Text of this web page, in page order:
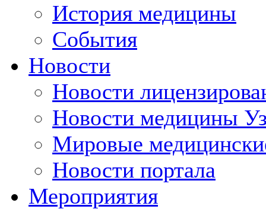
История медицины
События
Новости
Новости
Новости медицины
Мировые
Новости портала
Мероприятия